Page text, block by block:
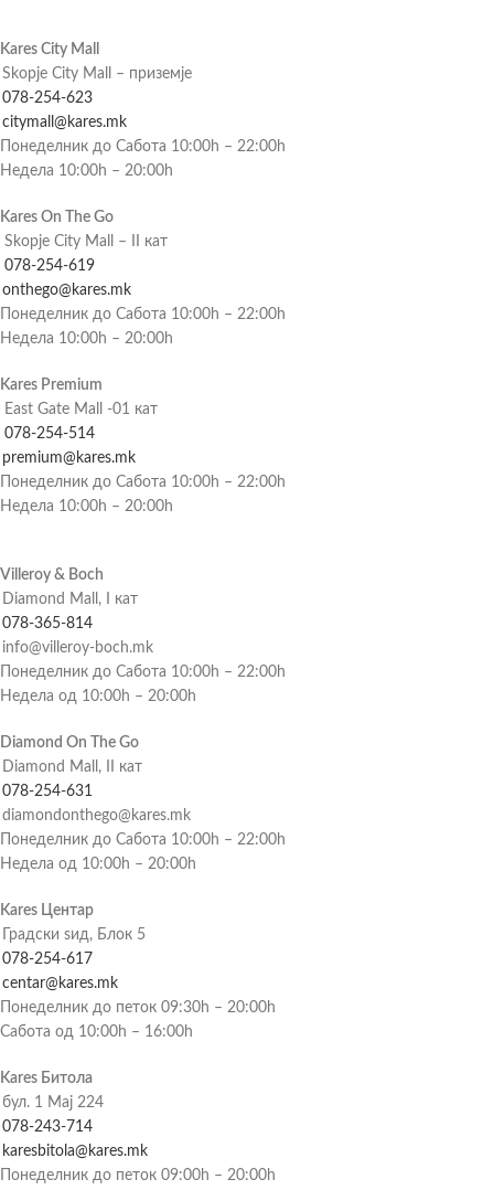
Kares City Mall
Skopje City Mall – приземје
078-254-623
citymall@kares.mk
Понеделник до Сабота 10:00h – 22:00h
Недела 10:00h – 20:00h
Kares On The Go
Skopje City Mall – II кат
078-254-619
onthego@kares.mk
Понеделник до Сабота 10:00h – 22:00h
Недела 10:00h – 20:00h
Kares Premium
East Gate Mall -01 кат
078-254-514
premium@kares.mk
Понеделник до Сабота 10:00h – 22:00h
Недела 10:00h – 20:00h
Villeroy & Boch
Diamond Mall, I кат
078-365-814
info@villeroy-boch.mk
Понеделник до Сабота 10:00h – 22:00h
Недела од 10:00h – 20:00h
Diamond On The Go
Diamond Mall, II кат
078-254-631
diamondonthego@kares.mk
Понеделник до Сабота 10:00h – 22:00h
Недела од 10:00h – 20:00h
Kares Центар
Градски ѕид, Блок 5
078-254-617
centar@kares.mk
Понеделник до петок 09:30h – 20:00h
Сабота од 10:00h – 16:00h
Kares Битола
бул. 1 Мај 224
078-243-714
karesbitola@kares.mk
Понеделник до петок 09:00h – 20:00h